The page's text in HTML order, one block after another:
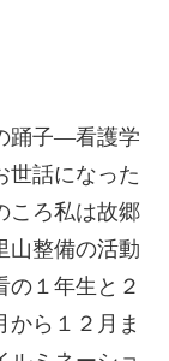
踊子―看護学
話になった
ころ私は故郷
山整備の活動
の１年生と２
から１２月ま